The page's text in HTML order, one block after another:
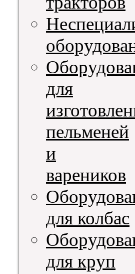
для
пельменей
и
вареников
для колбас
для круп